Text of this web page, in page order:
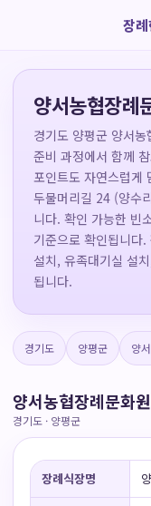
장
양서농협장례
경기도 양평군 양서
준비 과정에서 함께
포인트도 자연스럽게
두물머리길 24 (양수
니다. 확인 가능한 빈
기준으로 확인됩니다
설치, 유족대기실 설
됩니다.
경기도 양평군 양
양서농협장례문화
경기도 · 양평군
장례식장명